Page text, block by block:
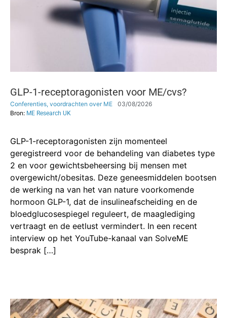
GLP-1-receptoragonisten voor ME/cvs?
Conferenties, voordrachten over ME
03/08/2026
Bron: ME Research UK
GLP-1-receptoragonisten zijn momenteel
geregistreerd voor de behandeling van diabetes type
2 en voor gewichtsbeheersing bij mensen met
overgewicht/obesitas. Deze geneesmiddelen bootsen
de werking na van het van nature voorkomende
hormoon GLP-1, dat de insulineafscheiding en de
bloedglucosespiegel reguleert, de maaglediging
vertraagt ​​en de eetlust vermindert. In een recent
interview op het YouTube-kanaal van SolveME
besprak […]